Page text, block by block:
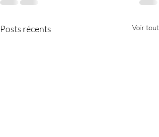
Posts récents Voir tout